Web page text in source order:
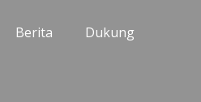
Berita Dukung